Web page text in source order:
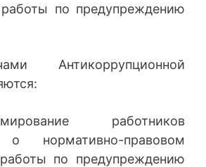
по предупреждению
Антикоррупционной
работников
о нормативно-правовом
по предупреждению